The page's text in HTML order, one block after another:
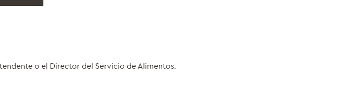
o el Director del Servicio de Alimentos.